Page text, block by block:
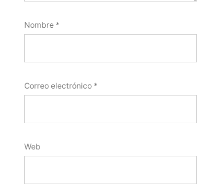
Nombre *
Correo electrónico *
Web